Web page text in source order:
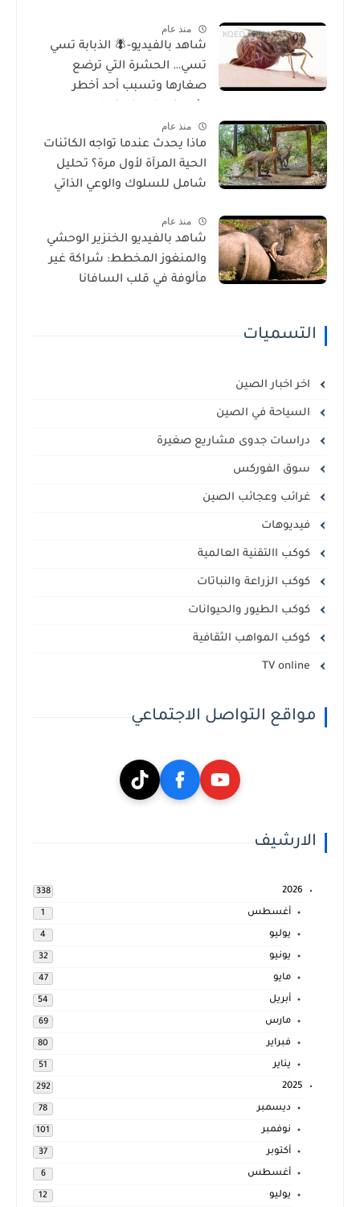
منذ عام
شاهد بالفيديو-🪰 الذبابة تسي
تسي… الحشرة التي ترضع
صغارها وتسبب أحد أخطر
منذ عام
ماذا يحدث عندما تواجه الكائنات
الحية المرآة لأول مرة؟ تحليل
شامل للسلوك والوعي الذاتي
منذ عام
شاهد بالفيديو الخنزير الوحشي
والمنغوز المخطط: شراكة غير
مألوفة في قلب السافانا
التسميات
اخر اخبار الصين
السياحة في الصين
دراسات جدوى مشاريع صغيرة
سوق الفوركس
غرائب وعجائب الصين
فيديوهات
كوكب االتقنية العالمية
كوكب الزراعة والنباتات
كوكب الطيور والحيوانات
كوكب المواهب الثقافية
مواقع التواصل الاجتماعي
الارشيف
2026
338
أغسطس 1
يوليو 4
يونيو 32
مايو 47
أبريل 54
مارس 69
فبراير 80
يناير 51
2025
292
ديسمبر 78
نوفمبر 101
أكتوبر 37
أغسطس 6
يوليو 12